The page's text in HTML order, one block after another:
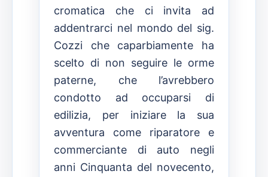
cromatica che ci invita ad
addentrarci nel mondo del sig.
Cozzi che caparbiamente ha
scelto di non seguire le orme
paterne, che l’avrebbero
condotto ad occuparsi di
edilizia, per iniziare la sua
avventura come riparatore e
commerciante di auto negli
anni Cinquanta del novecento,